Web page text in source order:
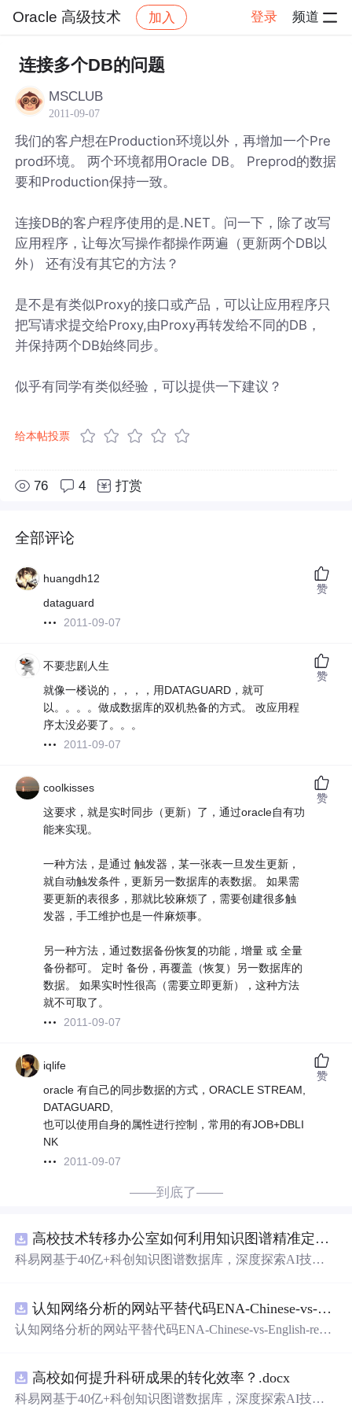
Oracle 高级技术 加入 登录 频道
社区 Oracle 高级技术
连接多个DB的问题
MSCLUB
2011-09-07
我们的客户想在Production环境以外，再增加一个Pre
prod环境。 两个环境都用Oracle DB。 Preprod的数据
要和Production保持一致。
连接DB的客户程序使用的是.NET。问一下，除了改写
应用程序，让每次写操作都操作两遍（更新两个DB以
外） 还有没有其它的方法？
是不是有类似Proxy的接口或产品，可以让应用程序只
把写请求提交给Proxy,由Proxy再转发给不同的DB，
并保持两个DB始终同步。
似乎有同学有类似经验，可以提供一下建议？
给本帖投票
76 4 打赏
全部评论
huangdh12
dataguard
2011-09-07
赞
不要悲剧人生
就像一楼说的，，，，用DATAGUARD，就可
以。。。。做成数据库的双机热备的方式。 改应用程
序太没必要了。。。
2011-09-07
赞
coolkisses
这要求，就是实时同步（更新）了，通过oracle自有功
能来实现。
一种方法，是通过 触发器，某一张表一旦发生更新，
就自动触发条件，更新另一数据库的表数据。 如果需
要更新的表很多，那就比较麻烦了，需要创建很多触
发器，手工维护也是一件麻烦事。
另一种方法，通过数据备份恢复的功能，增量 或 全量
备份都可。 定时 备份，再覆盖（恢复）另一数据库的
数据。 如果实时性很高（需要立即更新），这种方法
就不可取了。
2011-09-07
赞
iqlife
oracle 有自己的同步数据的方式，ORACLE STREAM,
DATAGUARD,
也可以使用自身的属性进行控制，常用的有JOB+DBLI
NK
2011-09-07
赞
——到底了——
高校技术转移办公室如何利用知识图谱精准定位产业需求与技术适配点？.docx
科易网基于40亿+科创知识图谱数据库，深度探索AI技术
新领域的AI+数智化解决方案，推动科技创新与产业创新
智能化发展。
认知网络分析的网站平替代码ENA-Chinese-vs-English-reproducible.zip
认知网络分析的网站平替代码ENA-Chinese-vs-English-repro
高校如何提升科研成果的转化效率？.docx
科易网基于40亿+科创知识图谱数据库，深度探索AI技术